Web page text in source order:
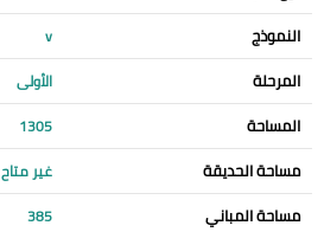
النموذج v
المرحلة الأولى
المساحة 1305
مساحة الحديقة غير متاح
مساحة المباني 385